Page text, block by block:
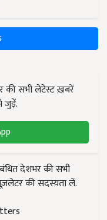
की सभी लेटेस्ट ख़बरें
जुड़ें.
देशभर की सभी
की सदस्यता लें.